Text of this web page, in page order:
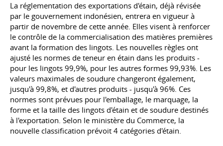
La réglementation des exportations d'étain, déjà révisée
par le gouvernement indonésien, entrera en vigueur à
partir de novembre de cette année. Elles visent à renforcer
le contrôle de la commercialisation des matières premières
avant la formation des lingots. Les nouvelles règles ont
ajusté les normes de teneur en étain dans les produits -
pour les lingots 99,9%, pour les autres formes 99,93%. Les
valeurs maximales de soudure changeront également,
jusqu'à 99,8%, et d'autres produits - jusqu'à 96%. Ces
normes sont prévues pour l'emballage, le marquage, la
forme et la taille des lingots d'étain et de soudure destinés
à l'exportation. Selon le ministère du Commerce, la
nouvelle classification prévoit 4 catégories d'étain.